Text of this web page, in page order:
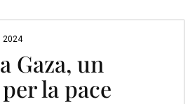
2024
Gaza, un
la pace